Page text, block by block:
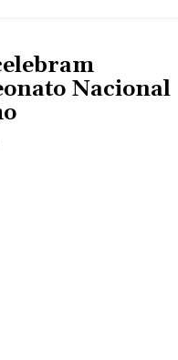
Nacional